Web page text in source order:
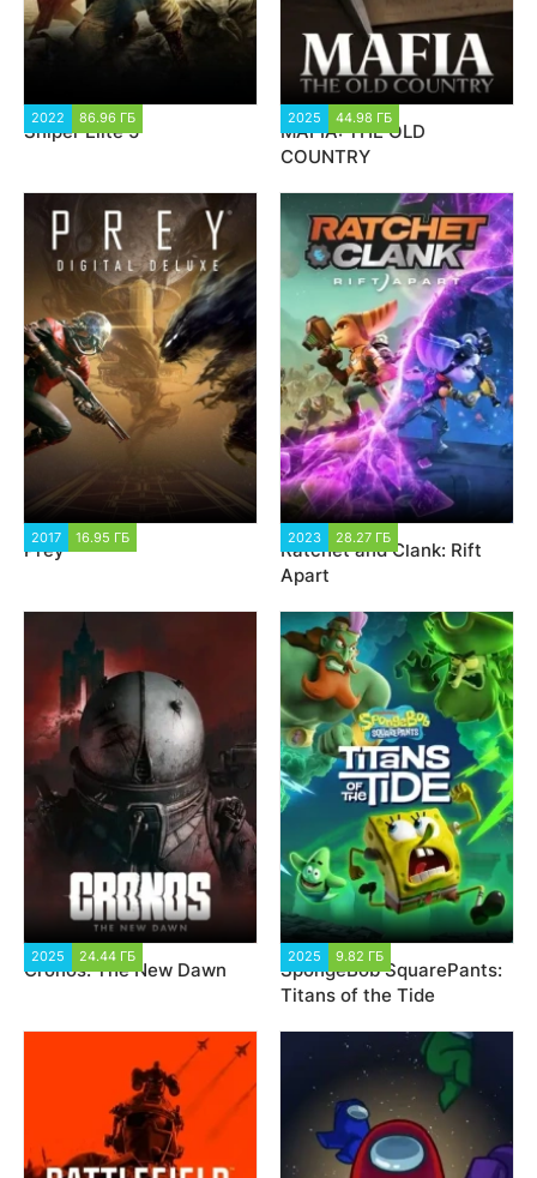
2022 86.96 ГБ
Sniper Elite 5
2025 44.98 ГБ
MAFIA: THE OLD
COUNTRY
2017 16.95 ГБ
Prey
2023 28.27 ГБ
Ratchet and Clank: Rift
Apart
2025 24.44 ГБ
Cronos: The New Dawn
2025 9.82 ГБ
SpongeBob SquarePants:
Titans of the Tide